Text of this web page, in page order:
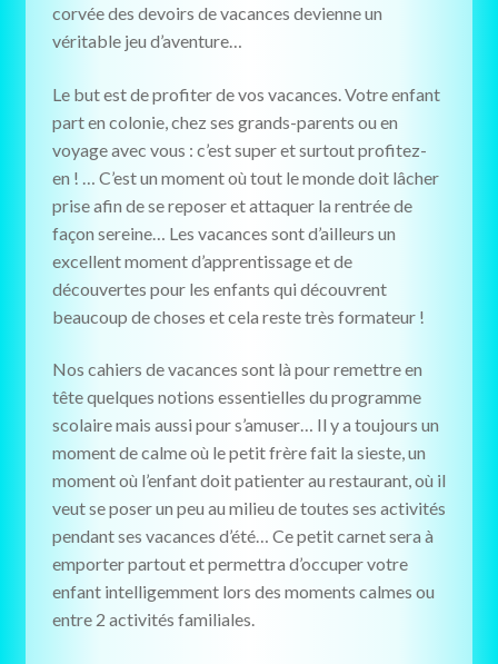
corvée des devoirs de vacances devienne un
véritable jeu d’aventure…
Le but est de profiter de vos vacances. Votre enfant
part en colonie, chez ses grands-parents ou en
voyage avec vous : c’est super et surtout profitez-
en ! … C’est un moment où tout le monde doit lâcher
prise afin de se reposer et attaquer la rentrée de
façon sereine… Les vacances sont d’ailleurs un
excellent moment d’apprentissage et de
découvertes pour les enfants qui découvrent
beaucoup de choses et cela reste très formateur !
Nos cahiers de vacances sont là pour remettre en
tête quelques notions essentielles du programme
scolaire mais aussi pour s’amuser… Il y a toujours un
moment de calme où le petit frère fait la sieste, un
moment où l’enfant doit patienter au restaurant, où il
veut se poser un peu au milieu de toutes ses activités
pendant ses vacances d’été… Ce petit carnet sera à
emporter partout et permettra d’occuper votre
enfant intelligemment lors des moments calmes ou
entre 2 activités familiales.